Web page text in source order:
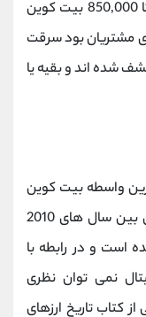
طبق گزارش ها در این صرافی 650,000 تا 850,000 بیت کوین
مشتریان بود سرقت
فقط حدود 200,000 تا کشف شده اند و بقیه یا
واسطه بیت کوین
و پیشروترین صرافی بیت کوین در جهان بین سال های 2010
است و در رابطه با
نمی توان نظری
کتاب تاریخ ارزهای